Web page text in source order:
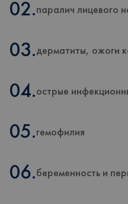
02.паралич лицевого
03.дерматиты, ожоги
04.острые
05.гемофилия
06.беременность и